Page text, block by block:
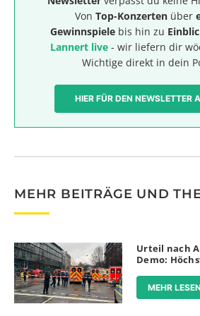
Von Top-Konzerten über
Gewinnspiele bis hin zu
Lannert live- wir liefern dir
Wichtige direkt in dein
HIER FÜR DEN NEWSLETTER
MEHR BEITRÄGE UND
Urteil nach
Demo:
MEHR